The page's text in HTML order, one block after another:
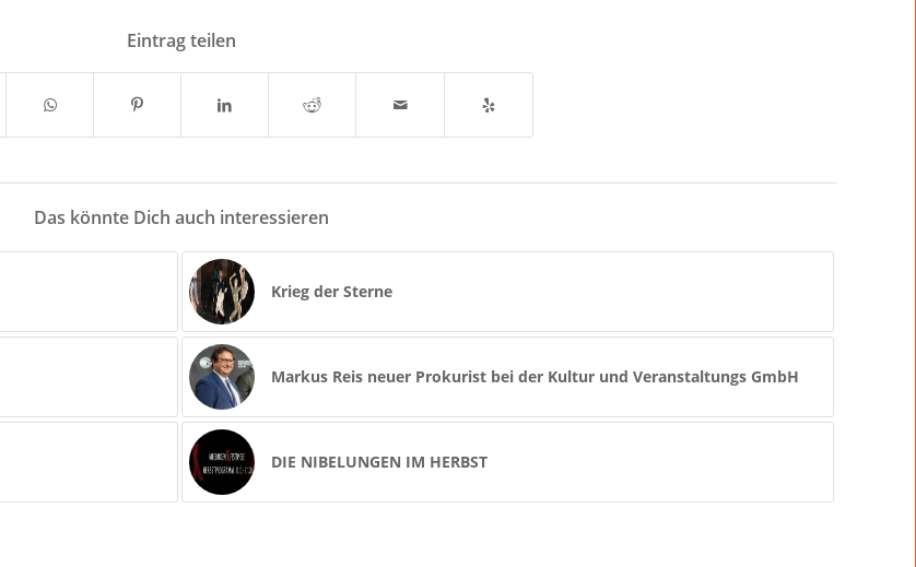
Eintrag teilen
Das könnte Dich auch interessieren
Krieg der Sterne
Markus Reis neuer Prokurist bei der Kultur und Veranstaltungs GmbH
DIE NIBELUNGEN IM HERBST